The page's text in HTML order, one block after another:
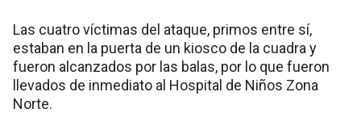
Las cuatro víctimas del ataque, primos entre sí,
estaban en la puerta de un kiosco de la cuadra y
fueron alcanzados por las balas, por lo que fueron
llevados de inmediato al Hospital de Niños Zona
Norte.